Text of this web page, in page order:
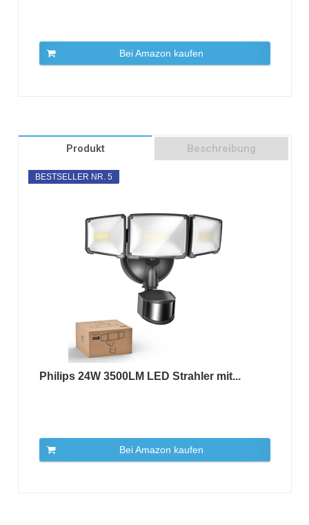
Bei Amazon kaufen
Produkt Beschreibung
BESTSELLER NR. 5
Philips 24W 3500LM LED Strahler mit...
Bei Amazon kaufen